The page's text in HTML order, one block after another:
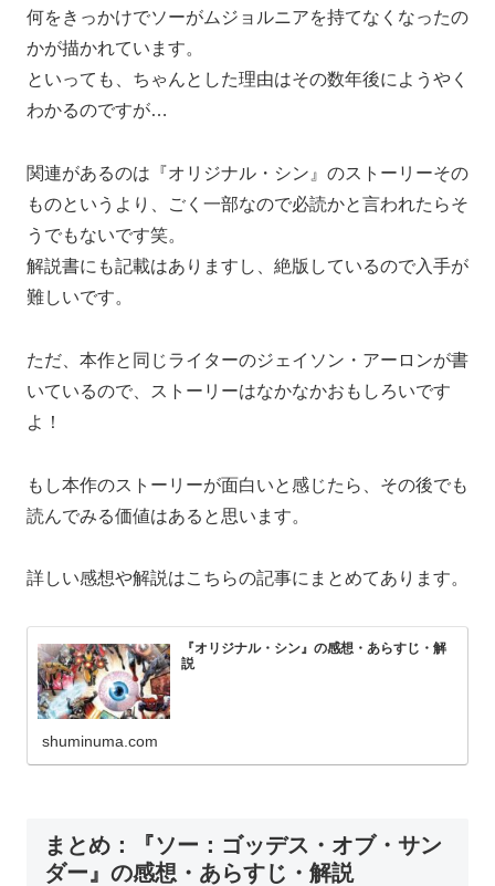
何をきっかけでソーがムジョルニアを持てなくなったの
かが描かれています。
といっても、ちゃんとした理由はその数年後にようやく
わかるのですが…
関連があるのは『オリジナル・シン』のストーリーその
ものというより、ごく一部なので必読かと言われたらそ
うでもないです笑。
解説書にも記載はありますし、絶版しているので入手が
難しいです。
ただ、本作と同じライターのジェイソン・アーロンが書
いているので、ストーリーはなかなかおもしろいです
よ！
もし本作のストーリーが面白いと感じたら、その後でも
読んでみる価値はあると思います。
詳しい感想や解説はこちらの記事にまとめてあります。
『オリジナル・シン』の感想・あらすじ・解
説
shuminuma.com
まとめ：『ソー：ゴッデス・オブ・サン
ダー』の感想・あらすじ・解説